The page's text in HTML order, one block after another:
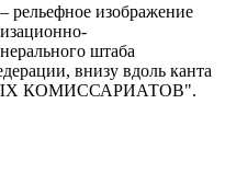
рельефное изображение
штаба
внизу вдоль канта
КОМИССАРИАТОВ".